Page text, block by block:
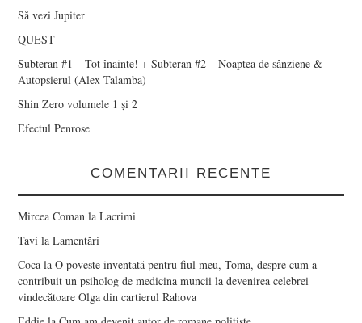
Să vezi Jupiter
QUEST
Subteran #1 – Tot înainte! + Subteran #2 – Noaptea de sânziene &
Autopsierul (Alex Talamba)
Shin Zero volumele 1 și 2
Efectul Penrose
COMENTARII RECENTE
Mircea Coman laLacrimi
Tavi laLamentări
Coca laO poveste inventată pentru fiul meu, Toma, despre cum a
contribuit un psiholog de medicina muncii la devenirea celebrei
vindecătoare Olga din cartierul Rahova